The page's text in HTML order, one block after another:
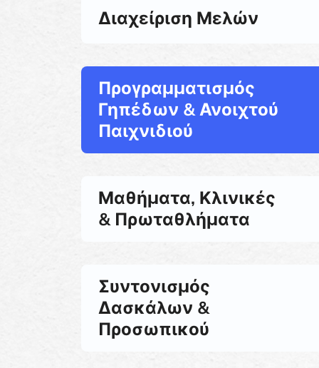
Διαχείριση Μελών
Προγραμματισμός
Γηπέδων & Ανοιχτού
Παιχνιδιού
Μαθήματα, Κλινικές
& Πρωταθλήματα
Συντονισμός
Δασκάλων &
Προσωπικού